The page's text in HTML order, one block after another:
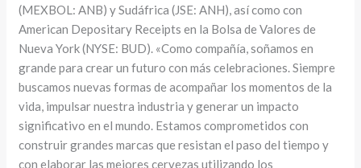
(MEXBOL: ANB) y Sudáfrica (JSE: ANH), así como con
American Depositary Receipts en la Bolsa de Valores de
Nueva York (NYSE: BUD). «Como compañía, soñamos en
grande para crear un futuro con más celebraciones. Siempre
buscamos nuevas formas de acompañar los momentos de la
vida, impulsar nuestra industria y generar un impacto
significativo en el mundo. Estamos comprometidos con
construir grandes marcas que resistan el paso del tiempo y
con elaborar las mejores cervezas utilizando los